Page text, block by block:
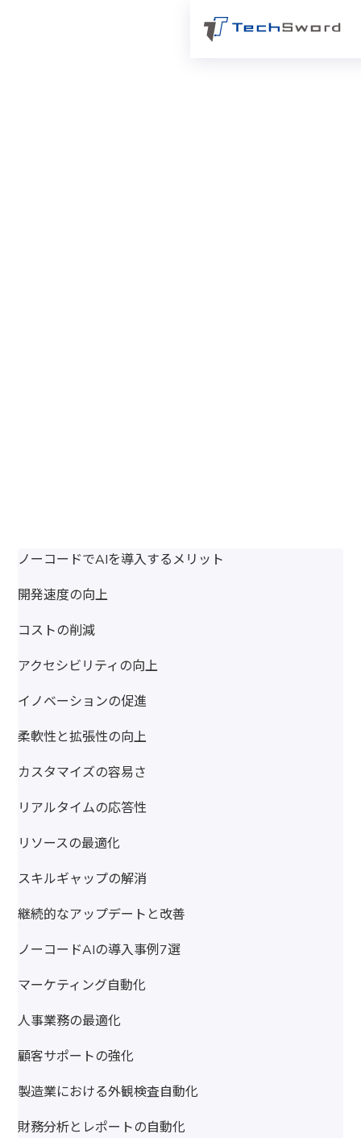
ノーコードでAIを導入するメリット
開発速度の向上
コストの削減
アクセシビリティの向上
イノベーションの促進
柔軟性と拡張性の向上
カスタマイズの容易さ
リアルタイムの応答性
リソースの最適化
スキルギャップの解消
継続的なアップデートと改善
ノーコードAIの導入事例7選
マーケティング自動化
人事業務の最適化
顧客サポートの強化
製造業における外観検査自動化
財務分析とレポートの自動化